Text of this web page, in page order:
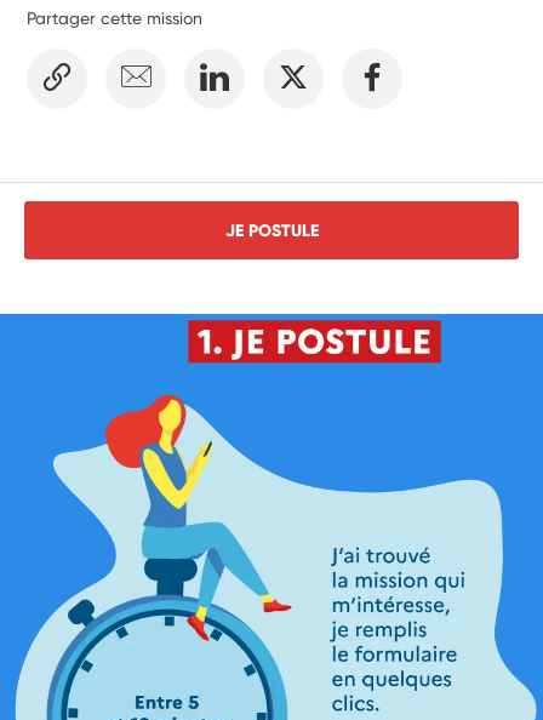
Aider à la mise en place des événements de tous les
indéniable sur chaque opération.
Partager cette mission
JE POSTULE